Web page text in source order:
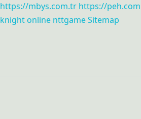
https://mbys.com.tr https://
knight online nttgameSitemap